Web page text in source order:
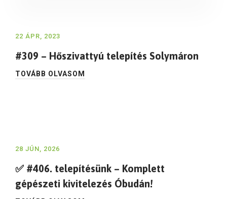
22 ÁPR, 2023
#309 – Hőszivattyú telepítés Solymáron
TOVÁBB OLVASOM
28 JÚN, 2026
✅ #406. telepítésünk – Komplett
gépészeti kivitelezés Óbudán!